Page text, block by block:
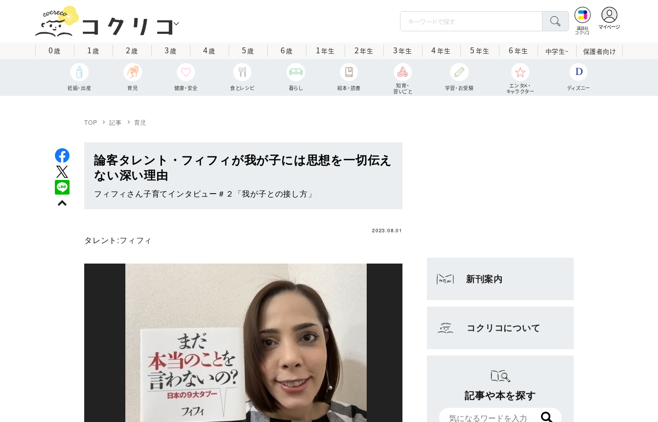
講談社
コクリコ
マイページ
0歳 1歳 2歳 3歳 4歳 5歳 6歳 1年生 2年生 3年生 4年生 5 年生 6 年生 中学生~ 保護者向け
妊娠・出産 育児 健康・安全 食とレシピ 暮らし 絵本・読書
知育・
習いごと
学習・お受験
エンタメ・
キャラクター
ディズニー
TOP 記事 育児
論客タレント・フィフィが我が子には思想を一切伝え
ない深い理由
フィフィさん子育てインタビュー＃２「我が子との接し方」
2023.08.01
タレント:フィフィ
新刊案内
コクリコについて
記事や本を探す